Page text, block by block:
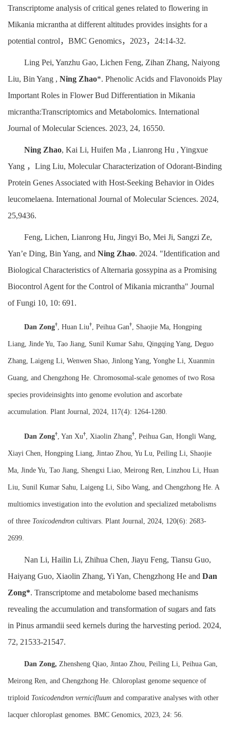
Transcriptome analysis of critical genes related to flowering in
Mikania micrantha at different altitudes provides insights for a
potential control，BMC Genomics，2023，24:14-32.
Ling Pei, Yanzhu Gao, Lichen Feng, Zihan Zhang, Naiyong
Liu, Bin Yang , Ning Zhao*. Phenolic Acids and Flavonoids Play
Important Roles in Flower Bud Differentiation in Mikania
micrantha:Transcriptomics and Metabolomics. International
Journal of Molecular Sciences. 2023, 24, 16550.
Ning Zhao, Kai Li, Huifen Ma , Lianrong Hu , Yingxue
Yang ，Ling Liu, Molecular Characterization of Odorant-Binding
Protein Genes Associated with Host-Seeking Behavior in Oides
leucomelaena. International Journal of Molecular Sciences. 2024,
25,9436.
Feng, Lichen, Lianrong Hu, Jingyi Bo, Mei Ji, Sangzi Ze,
Yan’e Ding, Bin Yang, and Ning Zhao. 2024. "Identification and
Biological Characteristics of Alternaria gossypina as a Promising
Biocontrol Agent for the Control of Mikania micrantha" Journal
of Fungi 10, 10: 691.
Dan Zong†, Huan Liu†, Peihua Gan†, Shaojie Ma, Hongping
Liang, Jinde Yu, Tao Jiang, Sunil Kumar Sahu, Qingqing Yang, Deguo
Zhang, Laigeng Li, Wenwen Shao, Jinlong Yang, Yonghe Li, Xuanmin
Guang, and Chengzhong He. Chromosomal-scale genomes of two Rosa
species provideinsights into genome evolution and ascorbate
accumulation. Plant Journal, 2024, 117(4): 1264-1280.
Dan Zong† , Yan Xu† , Xiaolin Zhang† , Peihua Gan, Hongli Wang,
Xiayi Chen, Hongping Liang, Jintao Zhou, Yu Lu, Peiling Li, Shaojie
Ma, Jinde Yu, Tao Jiang, Shengxi Liao, Meirong Ren, Linzhou Li, Huan
Liu, Sunil Kumar Sahu, Laigeng Li, Sibo Wang, and Chengzhong He. A
multiomics investigation into the evolution and specialized metabolisms
of three Toxicodendron cultivars. Plant Journal, 2024, 120(6): 2683-
2699.
Nan Li, Hailin Li, Zhihua Chen, Jiayu Feng, Tiansu Guo,
Haiyang Guo, Xiaolin Zhang, Yi Yan, Chengzhong He and Dan
Zong*. Transcriptome and metabolome based mechanisms
revealing the accumulation and transformation of sugars and fats
in Pinus armandii seed kernels during the harvesting period. 2024,
72, 21533-21547.
Dan Zong, Zhensheng Qiao, Jintao Zhou, Peiling Li, Peihua Gan,
Meirong Ren, and Chengzhong He. Chloroplast genome sequence of
triploid Toxicodendron vernicifluum and comparative analyses with other
lacquer chloroplast genomes. BMC Genomics, 2023, 24: 56.